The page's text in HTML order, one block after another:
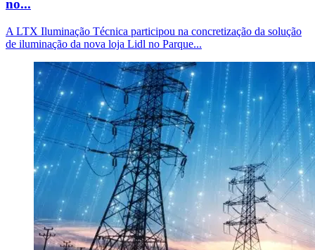
no...
A LTX Iluminação Técnica participou na concretização da solução
de iluminação da nova loja Lidl no Parque...